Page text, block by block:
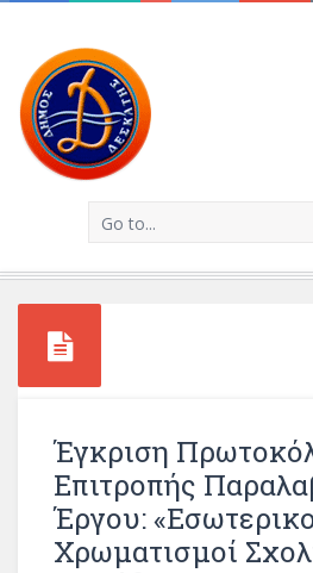
Go to...
Έγκριση
Επιτροπής
Έργου:
Χρωματισμοί